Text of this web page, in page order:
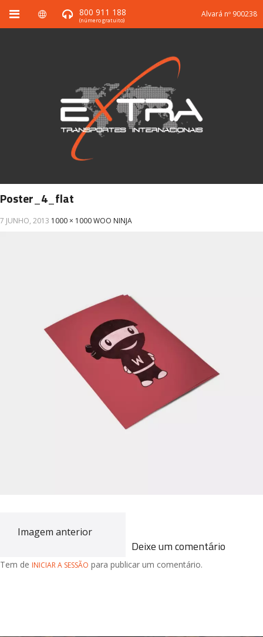
800 911 188
(número gratuito)
Alvará nº 900238
Poster_4_flat
7 JUNHO, 2013 1000 × 1000WOO NINJA
Imagem anterior
Deixe um comentário
Tem de INICIAR A SESSÃO para publicar um comentário.